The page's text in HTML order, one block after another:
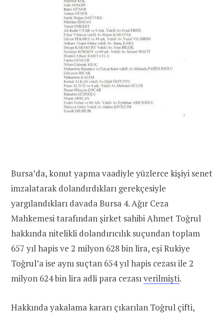
Bursa’da, konut yapma vaadiyle yüzlerce kişiyi senet
imzalatarak dolandırdıkları gerekçesiyle
yargılandıkları davada Bursa 4. Ağır Ceza
Mahkemesi tarafından şirket sahibi Ahmet Toğrul
hakkında nitelikli dolandırıcılık suçundan toplam
657 yıl hapis ve 2 milyon 628 bin lira, eşi Rukiye
Toğrul’a ise aynı suçtan 654 yıl hapis cezası ile 2
milyon 624 bin lira adli para cezasıverilmişti.
Hakkında yakalama kararı çıkarılan Toğrul çifti,